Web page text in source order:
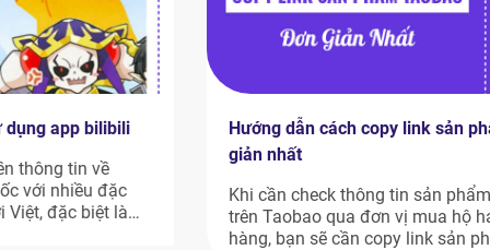
Hướng dẫn cách copy link sản phẩm trên Taobao đơn
Khi cần check thông tin sản phẩm, đặt sản phẩm nào đó
trên Taobao qua đơn vị mua hộ hay qua các công cụ đặt
hàng, bạn sẽ cần copy link sản phẩm muốn mua. Tuy